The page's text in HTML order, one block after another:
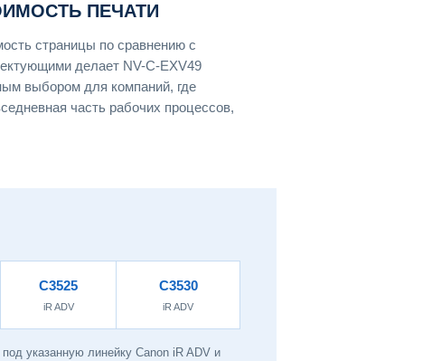
ПЕЧАТИ
страницы по сравнению с
делает NV-C-EXV49
выбором для компаний, где
часть рабочих процессов,
C3525
iR ADV
C3530
iR ADV
указанную линейку Canon iR ADV и